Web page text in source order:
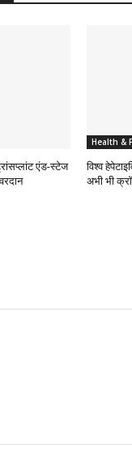
एंड-स्टेज
Health &
विश्व
अभी भी